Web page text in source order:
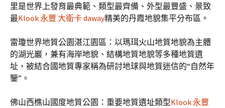
里是世界上發育最典範、類型最齊備、外型最豐盛、景致
最Klook 永豐 大衛卡 daway精美的丹霞地貌集平分布區。
雷瓊世界地質公園湛江園區：以瑪珥火山地質地貌為主體
的湖光巖，兼有海岸地貌、結構地質地貌等多種地質遺
址，被結合國地質專家稱為研討地球與地質迷信的“自然年
鑒”。
佛山西樵山國度地質公園：重要地質遺址類型Klook 永豐